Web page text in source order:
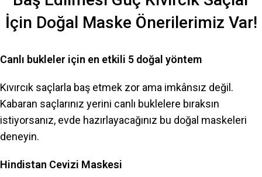
İçin Doğal Maske Önerilerimiz Var!
Canlı bukleler için en etkili 5 doğal yöntem
Kıvırcık saçlarla baş etmek zor ama imkânsız değil.
Kabaran saçlarınız yerini canlı buklelere bıraksın
istiyorsanız, evde hazırlayacağınız bu doğal maskeleri
deneyin.
Hindistan Cevizi Maskesi